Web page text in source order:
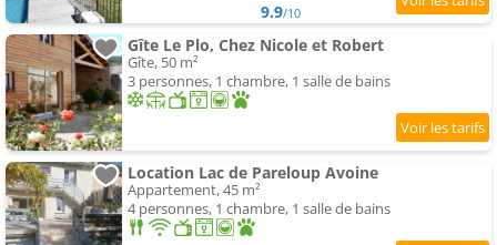
9.9/10
Gîte Le Plo, Chez Nicole et Robert
Gîte, 50 m²
3 personnes, 1 chambre, 1 salle de bains
Location Lac de Pareloup Avoine
Appartement, 45 m²
4 personnes, 1 chambre, 1 salle de bains